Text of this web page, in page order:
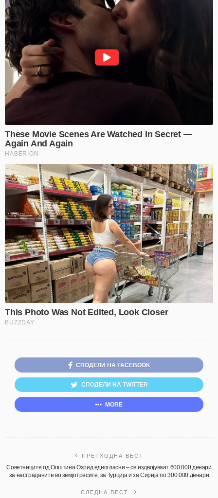
СПОДЕЛИ НА FACEBOOK
СПОДЕЛИ НА TWITTER
MORE
ПРЕТХОДНА ВЕСТ
Советниците од Општина Охрид едногласни – се издвојуваат 600.000 денари
за настраданите во земјотресите, за Турција и за Сирија по 300.000 денари
СЛЕДНА ВЕСТ